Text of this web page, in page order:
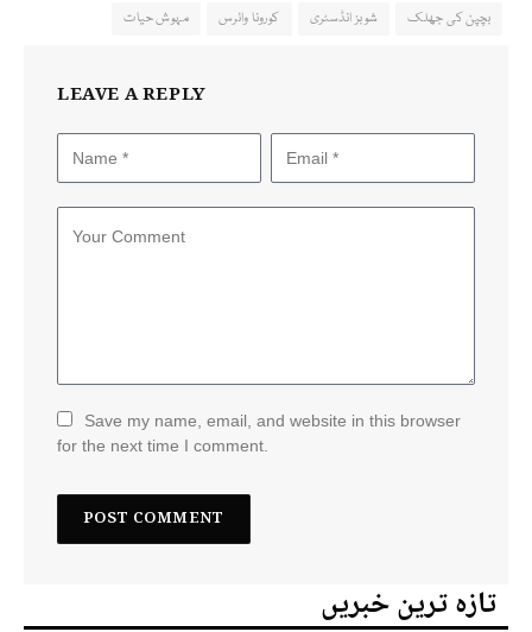
بچپن کی جھلک شوبز انڈسٹری کورونا وائرس مہوش حیات
LEAVE A REPLY
Save my name, email, and website in this browser
for the next time I comment.
تازہ ترین خبریں